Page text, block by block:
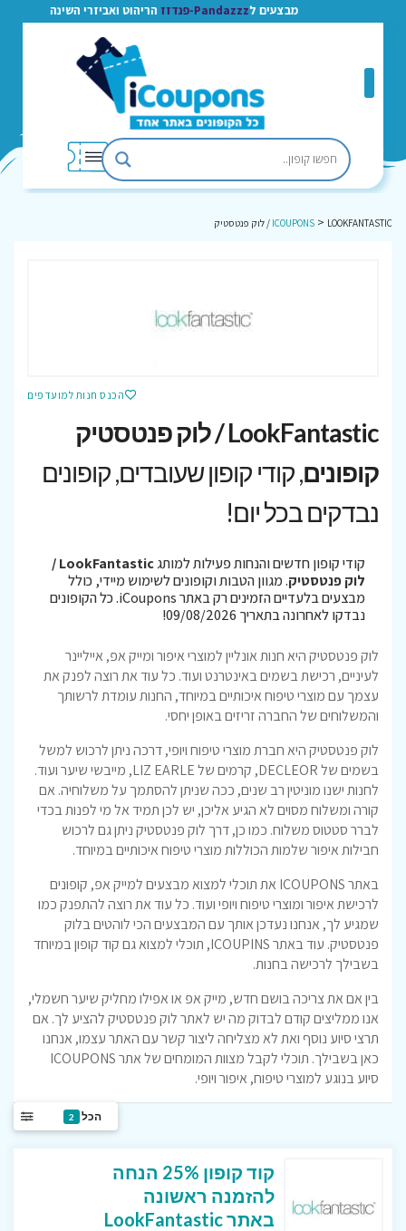
מבצעים לPandazzz-פנדזז הריהוט ואביזרי השינה
ICOUPONS > LOOKFANTASTIC / לוק פנטסטיק
הכנס חנות למועדפים
LookFantastic / לוק פנטסטיק
קופונים, קודי קופון שעובדים, קופונים
נבדקים בכל יום!
קודי קופון חדשים והנחות פעילות למותג
LookFantastic /
לוק פנטסטיק. מגוון הטבות וקופונים לשימוש מיידי, כולל
מבצעים בלעדיים הזמינים רק באתר iCoupons. כל הקופונים
נבדקו לאחרונה בתאריך 09/08/2026!
לוק פנטסטיק היא חנות אונליין למוצרי איפור ומייק אפ, אייליינר
לעיניים, רכישת בשמים באינטרנט ועוד. כל עוד את רוצה לפנק את
עצמך עם מוצרי טיפוח איכותיים במיוחד, החנות עומדת לרשותך
והמשלוחים של החברה זריזים באופן יחסי.
לוק פנטסטיק היא חברת מוצרי טיפוח ויופי, דרכה ניתן לרכוש למשל
בשמים של DECLEOR, קרמים של LIZ EARLE, מייבשי שיער ועוד.
לחנות ישנו מוניטין רב שנים, ככה שניתן להסתמך על משלוחיה. אם
קורה ומשלוח מסוים לא הגיע אליכן, יש לכן תמיד אל מי לפנות בכדי
לברר סטטוס משלוח. כמו כן, דרך לוק פנטסטיק ניתן גם לרכוש
חבילות איפור שלמות הכוללות מוצרי טיפוח איכותיים במיוחד.
באתר ICOUPONS את תוכלי למצוא מבצעים למייק אפ, קופונים
לרכישת איפור ומוצרי טיפוח ויופי ועוד. כל עוד את רוצה להתפנק כמו
שמגיע לך, אנחנו נעדכן אותך עם המבצעים הכי לוהטים בלוק
פנטסטיק. עוד באתר ICOUPINS, תוכלי למצוא גם קוד קופון במיוחד
בשבילך לרכישה בחנות.
בין אם את צריכה בושם חדש, מייק אפ או אפילו מחליק שיער חשמלי,
אנו ממליצים קודם לבדוק מה יש לאתר לוק פנטסטיק להציע לך. אם
תרצי סיוע נוסף ואת לא מצליחה ליצור קשר עם האתר עצמו, אנחנו
כאן בשבילך. תוכלי לקבל מצוות המומחים של אתר ICOUPONS
סיוע בנוגע למוצרי טיפוח, איפור ויופי.
הכל 2
קוד קופון 25% הנחה
להזמנה ראשונה
באתר LookFantastic